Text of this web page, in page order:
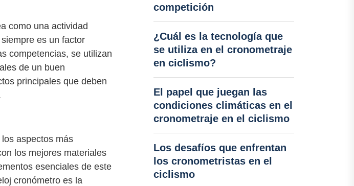
como una actividad
es un factor
competencias, se utilizan
de un buen
principales que deben
aspectos más
los mejores materiales
esenciales de este
cronómetro es la
competición
¿Cuál es la tecnología que
se utiliza en el cronometraje
en ciclismo?
El papel que juegan las
condiciones climáticas en el
cronometraje en el ciclismo
Los desafíos que enfrentan
los cronometristas en el
ciclismo